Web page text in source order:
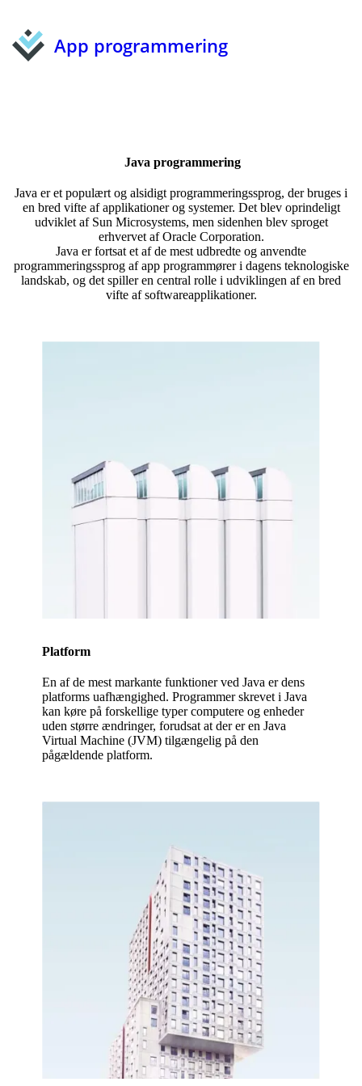
App programmering
Java programmering
Java er et populært og alsidigt programmeringssprog, der bruges i
en bred vifte af applikationer og systemer. Det blev oprindeligt
udviklet af Sun Microsystems, men sidenhen blev sproget
erhvervet af Oracle Corporation.
Java er fortsat et af de mest udbredte og anvendte
programmeringssprog af app programmører i dagens teknologiske
landskab, og det spiller en central rolle i udviklingen af en bred
vifte af softwareapplikationer.
Platform
En af de mest markante funktioner ved Java er dens
platforms uafhængighed. Programmer skrevet i Java
kan køre på forskellige typer computere og enheder
uden større ændringer, forudsat at der er en Java
Virtual Machine (JVM) tilgængelig på den
pågældende platform.